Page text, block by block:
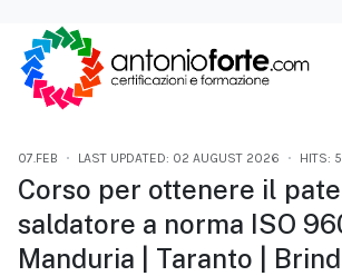
07.FEB LAST UPDATED: 02 AUGUST 2026 HITS:
Corso per ottenere il
saldatore a norma ISO
Manduria | Taranto |